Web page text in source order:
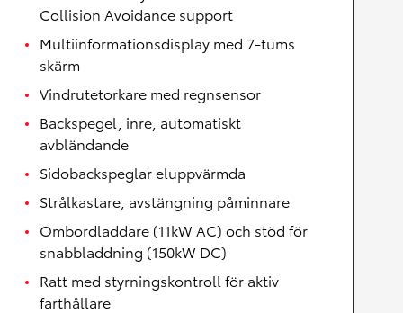
Collision Avoidance support
Multiinformationsdisplay med 7-tums
skärm
Vindrutetorkare med regnsensor
Backspegel, inre, automatiskt
avbländande
Sidobackspeglar eluppvärmda
Strålkastare, avstängning påminnare
Ombordladdare (11kW AC) och stöd för
snabbladdning (150kW DC)
Ratt med styrningskontroll för aktiv
farthållare